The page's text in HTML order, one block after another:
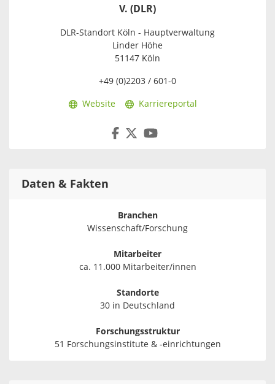
V. (DLR)
DLR-Standort Köln - Hauptverwaltung
Linder Höhe
51147 Köln
+49 (0)2203 / 601-0
Website Karriereportal
Daten & Fakten
Branchen
Wissenschaft/Forschung
Mitarbeiter
ca. 11.000 Mitarbeiter/innen
Standorte
30 in Deutschland
Forschungsstruktur
51 Forschungsinstitute & -einrichtungen